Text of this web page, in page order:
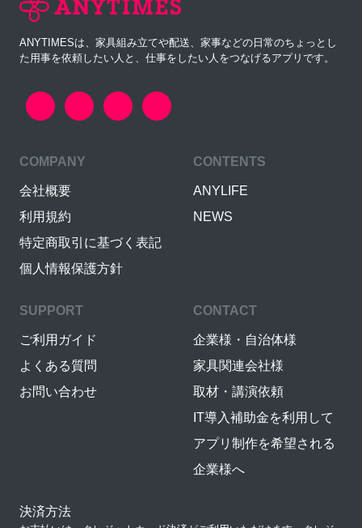
ANYTIMESは、家具組み立てや配送、家事などの日常のちょっとし
た用事を依頼したい人と、仕事をしたい人をつなげるアプリです。
COMPANY
会社概要
利用規約
特定商取引に基づく表記
個人情報保護方針
CONTENTS
ANYLIFE
NEWS
SUPPORT
ご利用ガイド
よくある質問
お問い合わせ
CONTACT
企業様・自治体様
家具関連会社様
取材・講演依頼
IT導入補助金を利用して
アプリ制作を希望される
企業様へ
決済方法